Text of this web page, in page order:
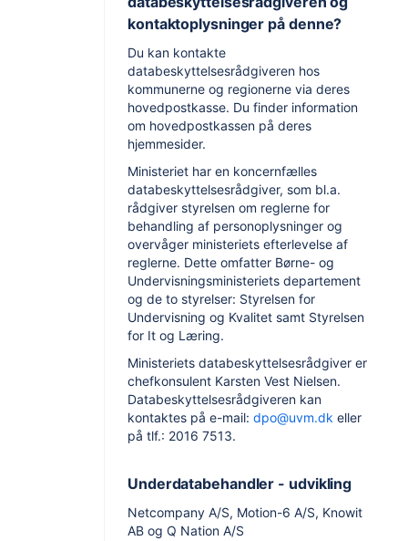
kontaktoplysninger på denne?
Du kan kontakte
databeskyttelsesrådgiveren hos
kommunerne og regionerne via deres
hovedpostkasse. Du finder information
om hovedpostkassen på deres
hjemmesider.
Ministeriet har en koncernfælles
databeskyttelsesrådgiver, som bl.a.
rådgiver styrelsen om reglerne for
behandling af personoplysninger og
overvåger ministeriets efterlevelse af
reglerne. Dette omfatter Børne- og
Undervisningsministeriets departement
og de to styrelser: Styrelsen for
Undervisning og Kvalitet samt Styrelsen
for It og Læring.
Ministeriets databeskyttelsesrådgiver er
chefkonsulent Karsten Vest Nielsen.
Databeskyttelsesrådgiveren kan
kontaktes på e-mail: dpo@uvm.dk eller
på tlf.: 2016 7513.
Underdatabehandler - udvikling
Netcompany A/S, Motion-6 A/S, Knowit
AB og Q Nation A/S